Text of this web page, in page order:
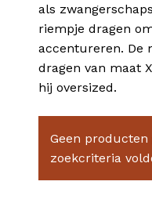
als
riempje dragen
accentureren. De
dragen van maat
hij oversized.
Geen producten
zoekcriteria